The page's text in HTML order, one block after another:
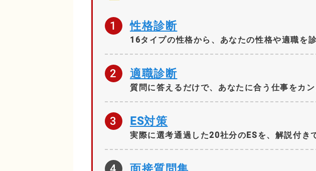
1 性格診断
16タイプの性格から、あなたの性格や適職を
2 適職診断
質問に答えるだけで、あなたに合う仕事をカ
3 ES対策
実際に選考通過した20社分のESを、解説付き